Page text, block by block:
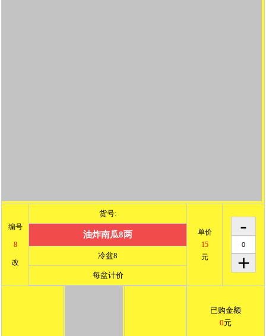
编号
8
改
货号:
油炸南瓜8两
冷盆8
每盆计价
单价
15
元
已购金额
0元